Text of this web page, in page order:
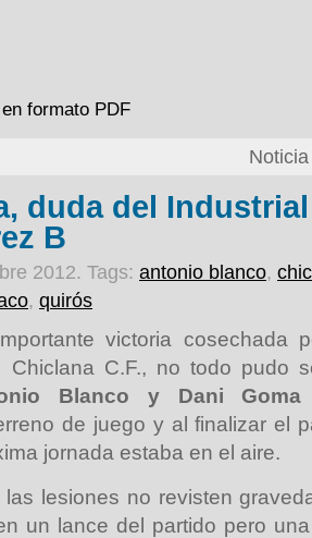
formato PDF
duda del
B
2012. Tags: antonio blanco,
, quirós
victoria cosechada
Chiclana C.F., no todo pudo
Blanco y Dani Goma
de juego y al finalizar el
jornada estaba en el aire.
las lesiones no revisten
un lance del partido pero